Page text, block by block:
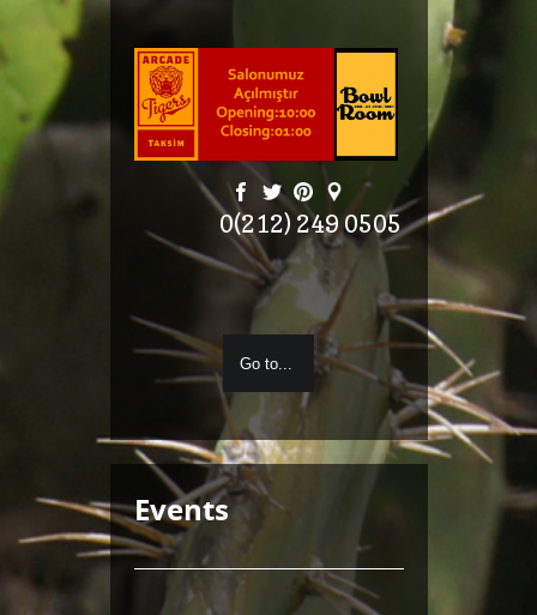
0(212) 249 0505
Events